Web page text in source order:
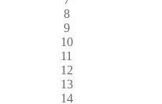
8
9
10
11
12
13
14